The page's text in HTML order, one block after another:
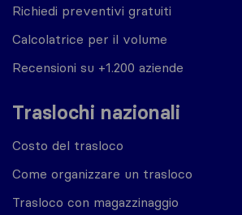
Richiedi preventivi gratuiti
Calcolatrice per il volume
Recensioni su +1.200 aziende
Traslochi nazionali
Costo del trasloco
Come organizzare un trasloco
Trasloco con magazzinaggio